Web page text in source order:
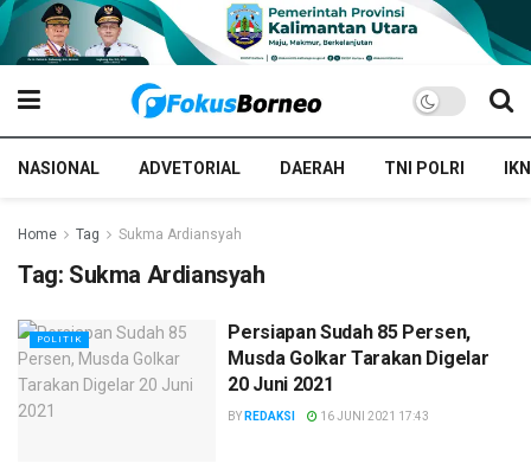
NASIONAL ADVETORIAL DAERAH TNI POLRI IKN
Home Tag Sukma Ardiansyah
Tag: Sukma Ardiansyah
POLITIK
Persiapan Sudah 85 Persen,
Musda Golkar Tarakan Digelar
20 Juni 2021
BY REDAKSI 16 JUNI 2021 17:43